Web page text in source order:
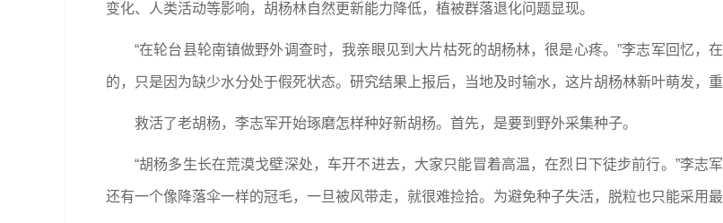
变化、人类活动等影响，胡杨林自然更新能力降低，植被群落退化问题显现。
“在轮台县轮南镇做野外调查时，我亲眼见到大片枯死的胡杨林，很是心疼。”李志军回忆
的，只是因为缺少水分处于假死状态。研究结果上报后，当地及时输水，这片胡杨林新叶萌发，重
救活了老胡杨，李志军开始琢磨怎样种好新胡杨。首先，是要到野外采集种子。
“胡杨多生长在荒漠戈壁深处，车开不进去，大家只能冒着高温，在烈日下徒步前行。”李志
还有一个像降落伞一样的冠毛，一旦被风带走，就很难捡拾。为避免种子失活，脱粒也只能采用最